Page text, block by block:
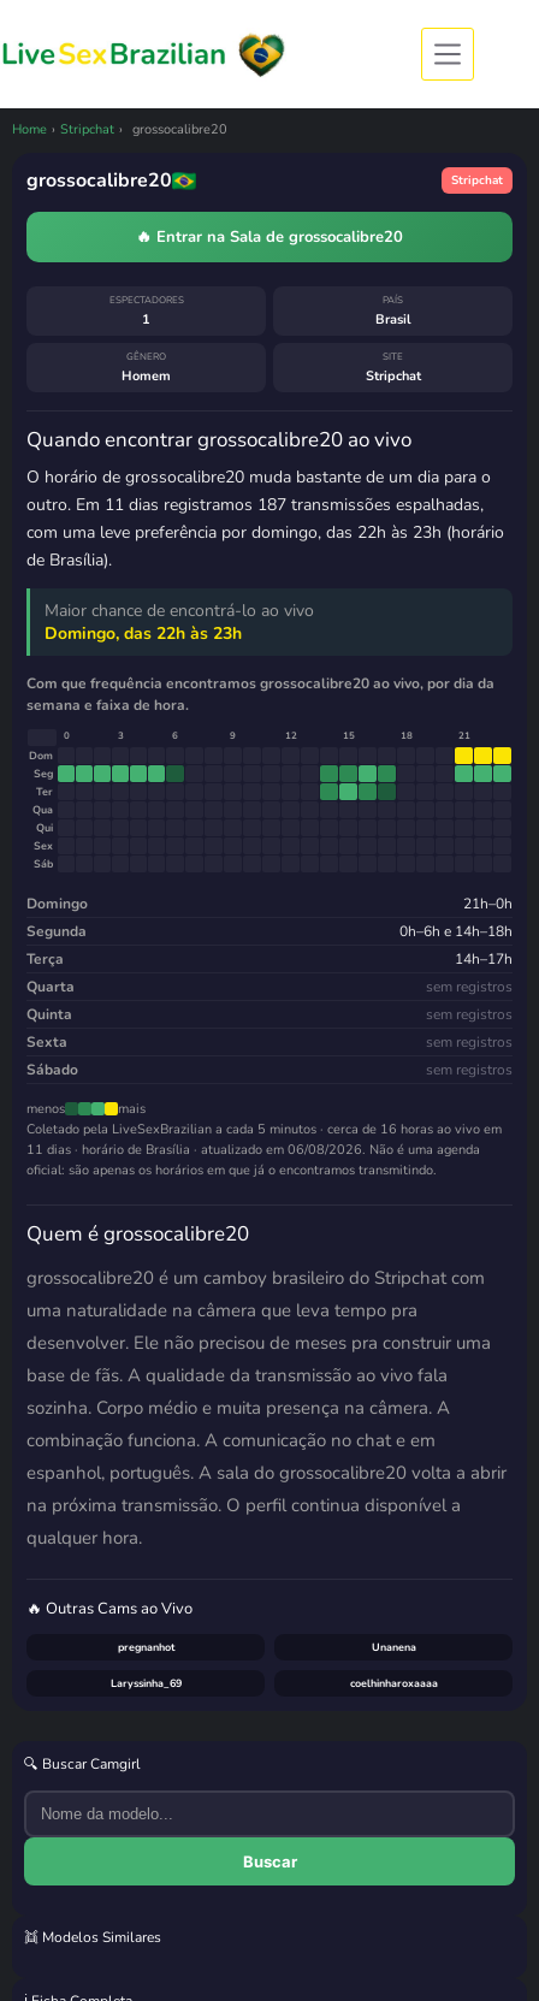
Home › Stripchat › grossocalibre20
grossocalibre20 esteve ao vivo
grossocalibre20 Stripchat
🔥 Entrar na Sala de grossocalibre20
ESPECTADORES
1
PAÍS
Brasil
GÊNERO
Homem
SITE
Stripchat
Quando encontrar grossocalibre20 ao vivo
O horário de grossocalibre20 muda bastante de um dia para o
outro. Em 11 dias registramos 187 transmissões espalhadas,
com uma leve preferência por domingo, das 22h às 23h (horário
de Brasília).
Maior chance de encontrá-lo ao vivo
Domingo, das 22h às 23h
Com que frequência encontramos grossocalibre20 ao vivo, por dia da
semana e faixa de hora.
0 3 6 9 12 15 18 21
Dom
Seg
Ter
Qua
Qui
Sex
Sáb
Domingo
21h–0h
Segunda
0h–6h e 14h–18h
Terça
14h–17h
Quarta
sem registros
Quinta
sem registros
Sexta
sem registros
Sábado
sem registros
menos
mais
Coletado pela LiveSexBrazilian a cada 5 minutos · cerca de 16 horas ao vivo em
11 dias · horário de Brasília · atualizado em 06/08/2026. Não é uma agenda
oficial: são apenas os horários em que já o encontramos transmitindo.
Quem é grossocalibre20
grossocalibre20 é um camboy brasileiro do Stripchat com
uma naturalidade na câmera que leva tempo pra
desenvolver. Ele não precisou de meses pra construir uma
base de fãs. A qualidade da transmissão ao vivo fala
sozinha. Corpo médio e muita presença na câmera. A
combinação funciona. A comunicação no chat e em
espanhol, português. A sala do grossocalibre20 volta a abrir
na próxima transmissão. O perfil continua disponível a
qualquer hora.
🔥 Outras Cams ao Vivo
pregnanhot Unanena
Laryssinha_69 coelhinharoxaaaa
🔍 Buscar Camgirl
Buscar
👯 Modelos Similares